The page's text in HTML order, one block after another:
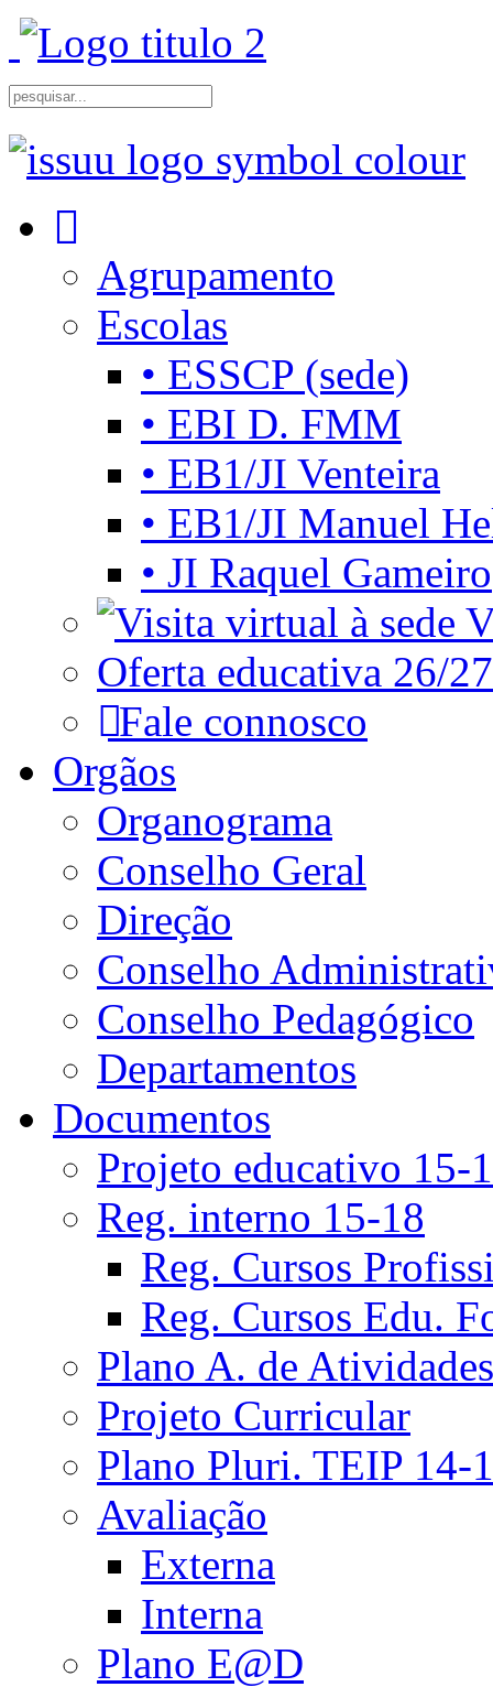
Agrupamento
Escolas
• ESSCP (sede)
• EBI D. FMM
• EB1/JI Venteira
• EB1/JI Manuel
• JI Raquel Gameiro
Oferta educativa 26/27
Fale connosco
Orgãos
Organograma
Conselho Geral
Direção
Conselho
Conselho Pedagógico
Departamentos
Documentos
Projeto educativo 15-
Reg. interno 15-18
Reg. Cursos
Reg. Cursos Edu.
Plano A. de Atividades
Projeto Curricular
Plano Pluri. TEIP 14-
Avaliação
Externa
Interna
Plano E@D